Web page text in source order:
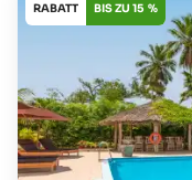
RABATT BIS ZU 15 %